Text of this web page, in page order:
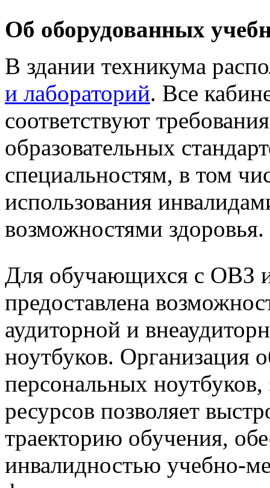
Об оборудованных
В здании техникума
и лабораторий. Все
соответствуют
образовательных
специальностям, в том
использования
возможностями здоровья.
Для обучающихся с ОВЗ
предоставлена
аудиторной и
ноутбуков. Организация
персональных
ресурсов позволяет
траекторию обучения,
инвалидностью учебно-